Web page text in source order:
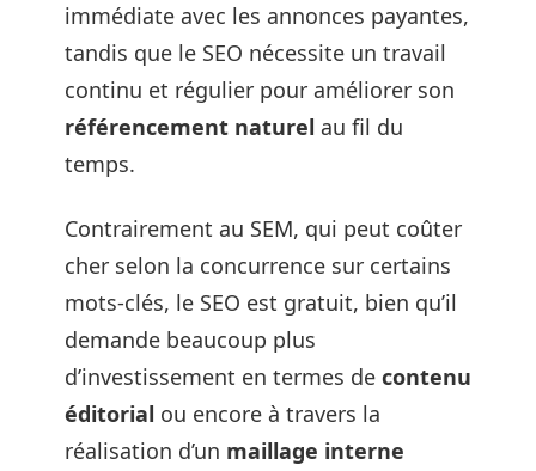
immédiate avec les annonces payantes,
tandis que le SEO nécessite un travail
continu et régulier pour améliorer son
référencement naturel au fil du
temps.
Contrairement au SEM, qui peut coûter
cher selon la concurrence sur certains
mots-clés, le SEO est gratuit, bien qu’il
demande beaucoup plus
d’investissement en termes de contenu
éditorial ou encore à travers la
réalisation d’un maillage interne